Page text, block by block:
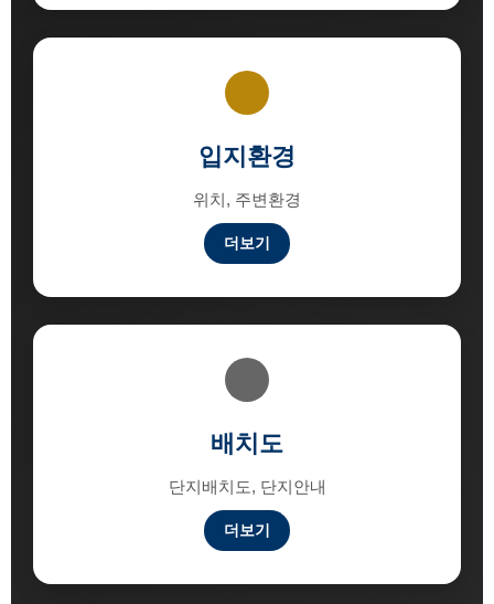
입지환경
위치, 주변환경
더보기
배치도
단지배치도, 단지안내
더보기